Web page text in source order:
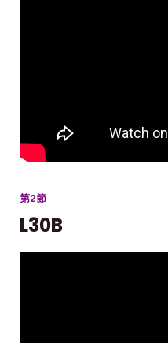
第2節
L30B